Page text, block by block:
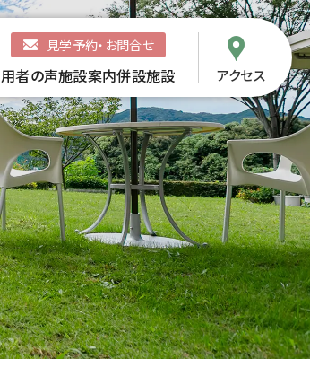
見学予約・お問合せ
者の声施設案内併設施設 アクセス